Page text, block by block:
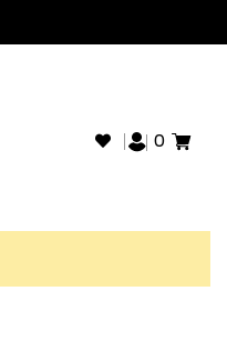
0